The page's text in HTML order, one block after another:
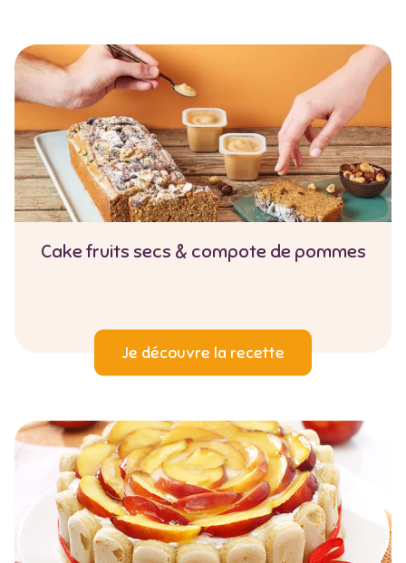
Cake fruits secs & compote de pommes
Je découvre la recette